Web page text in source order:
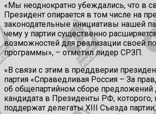
«Мы неоднократно убеждались, что в
Президент опирается в том числе на
законодательные инициативы нашей
чему у партии существенно
возможностей для реализации своей
программы», – отметил лидер СРЗП.
«В связи с этим в преддверии
партия «Справедливая Россия – За
об общепартийном сборе предложений
кандидата в Президенты РФ, которого,
поддержат делегаты XIII Съезда партии,